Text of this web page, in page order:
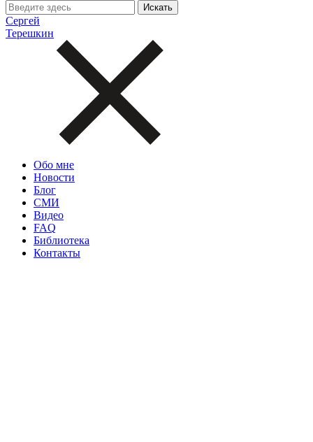
Сергей
Терешкин
Обо мне
Новости
Блог
СМИ
Видео
FAQ
Библиотека
Контакты